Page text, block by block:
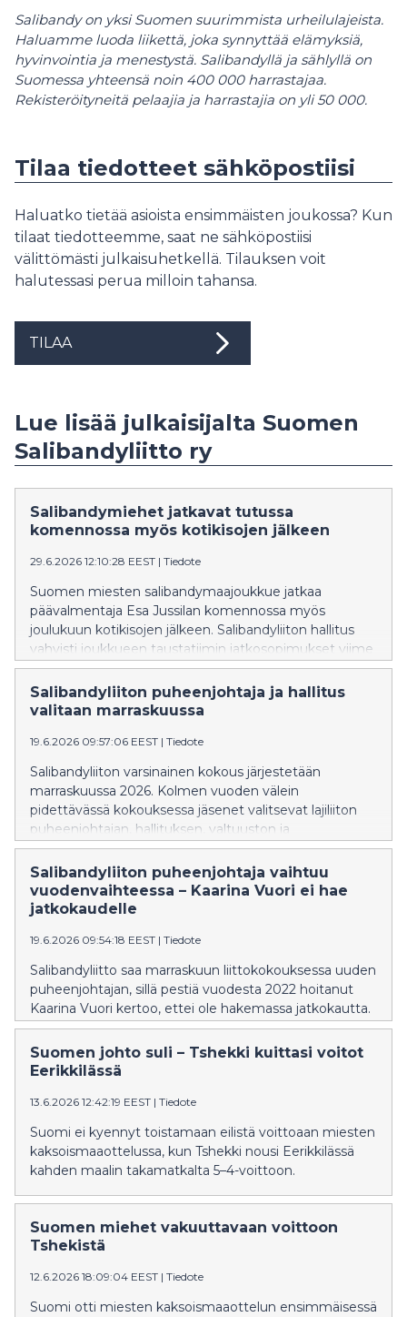
Salibandy on yksi Suomen suurimmista urheilulajeista.
Haluamme luoda liikettä, joka synnyttää elämyksiä,
hyvinvointia ja menestystä. Salibandyllä ja sählyllä on
Suomessa yhteensä noin 400 000 harrastajaa.
Rekisteröityneitä pelaajia ja harrastajia on yli 50 000.
Tilaa tiedotteet sähköpostiisi
Haluatko tietää asioista ensimmäisten joukossa? Kun
tilaat tiedotteemme, saat ne sähköpostiisi
välittömästi julkaisuhetkellä. Tilauksen voit
halutessasi perua milloin tahansa.
TILAA
Lue lisää julkaisijalta Suomen
Salibandyliitto ry
Salibandymiehet jatkavat tutussa
komennossa myös kotikisojen jälkeen
29.6.2026 12:10:28 EEST | Tiedote
Suomen miesten salibandymaajoukkue jatkaa
päävalmentaja Esa Jussilan komennossa myös
joulukuun kotikisojen jälkeen. Salibandyliiton hallitus
vahvisti joukkueen taustatiimin jatkosopimukset viime
viikon kokouksessaan.
Salibandyliiton puheenjohtaja ja hallitus
valitaan marraskuussa
19.6.2026 09:57:06 EEST | Tiedote
Salibandyliiton varsinainen kokous järjestetään
marraskuussa 2026. Kolmen vuoden välein
pidettävässä kokouksessa jäsenet valitsevat lajiliiton
puheenjohtajan, hallituksen, valtuuston ja
valituslautakunnan toimikaudelle 2027–2029.
Salibandyliiton puheenjohtaja vaihtuu
vuodenvaihteessa – Kaarina Vuori ei hae
jatkokaudelle
19.6.2026 09:54:18 EEST | Tiedote
Salibandyliitto saa marraskuun liittokokouksessa uuden
puheenjohtajan, sillä pestiä vuodesta 2022 hoitanut
Kaarina Vuori kertoo, ettei ole hakemassa jatkokautta.
Suomen johto suli – Tshekki kuittasi voitot
Eerikkilässä
13.6.2026 12:42:19 EEST | Tiedote
Suomi ei kyennyt toistamaan eilistä voittoaan miesten
kaksoismaaottelussa, kun Tshekki nousi Eerikkilässä
kahden maalin takamatkalta 5–4-voittoon.
Suomen miehet vakuuttavaan voittoon
Tshekistä
12.6.2026 18:09:04 EEST | Tiedote
Suomi otti miesten kaksoismaaottelun ensimmäisessä